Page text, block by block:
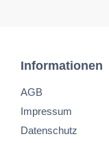
Informationen
AGB
Impressum
Datenschutz